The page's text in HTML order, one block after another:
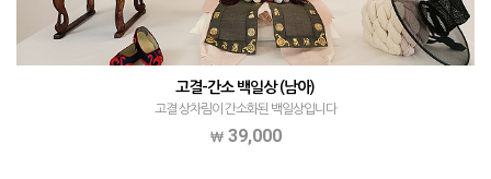
고결-간소 백일상 (남아)
고결 상차림이 간소화된 백일상입니다
39,000